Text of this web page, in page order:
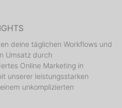
deine täglichen Workflows und
Umsatz durch
Online Marketing in
unserer leistungsstarken
unkomplizierten